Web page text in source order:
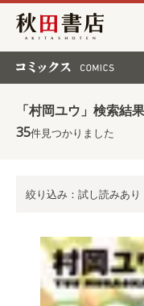
秋田書店
「村岡ユウ」検索結果
35件見つかりました
絞り込み：試し読みあり